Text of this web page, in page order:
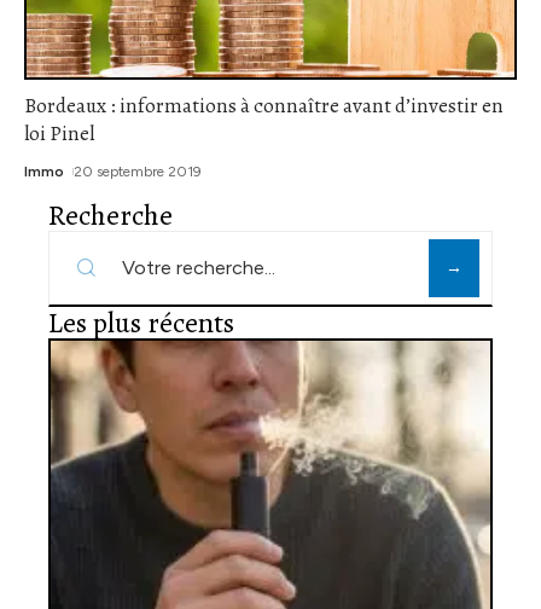
Bordeaux : informations à connaître avant d’investir en
loi Pinel
Immo 20 septembre 2019
Recherche
Les plus récents